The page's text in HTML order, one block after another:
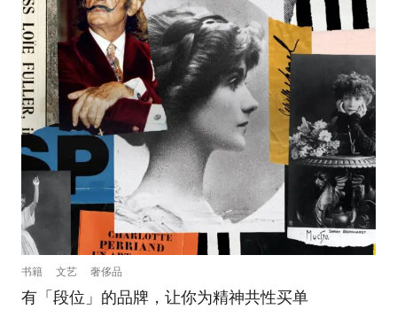
书籍 文艺 奢侈品
有「段位」的品牌，让你为精神共性买单